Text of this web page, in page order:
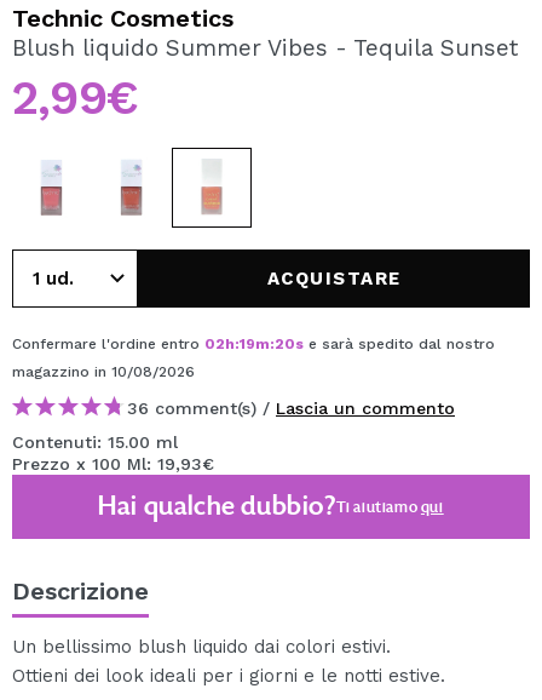
Creando un account su Maquibeauty.it potrai fare i tuoi
acquisti velocemente, controllare lo stato dei tuoi ordini e
consultare le tue operazioni precedenti.
CREARE UN ACCOUNT
Technic Cosmetics
Blush liquido Summer Vibes - Tequila Sunset
2,99€
ACQUISTARE
Confermare l'ordine entro 02h:19m:19se sarà spedito dal nostro
magazzino in 10/08/2026
36 comment(s) / Lascia un commento
Contenuti: 15.00 ml
Prezzo x 100 Ml: 19,93€
Hai qualche dubbio?Ti aiutiamoqui
Descrizione
Un bellissimo blush liquido dai colori estivi.
Ottieni dei look ideali per i giorni e le notti estive.